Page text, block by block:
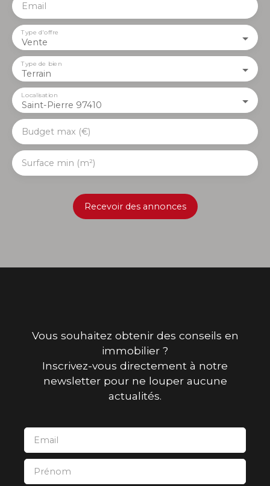
Email
Vente
Type d'offre
Terrain
Type de bien
Saint-Pierre 97410
Localisation
Budget max (€)
Surface min (m²)
Recevoir des annonces
Vous souhaitez obtenir des conseils en
immobilier ?
Inscrivez-vous directement à notre
newsletter pour ne louper aucune
actualités.
Email
Prénom